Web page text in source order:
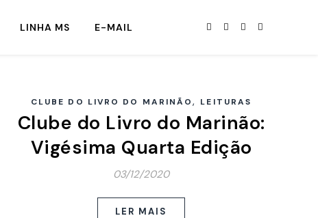
LINHA MS E-MAIL
CLUBE DO LIVRO DO MARINÃO, LEITURAS
Clube do Livro do Marinão:
Vigésima Quarta Edição
03/12/2020
LER MAIS